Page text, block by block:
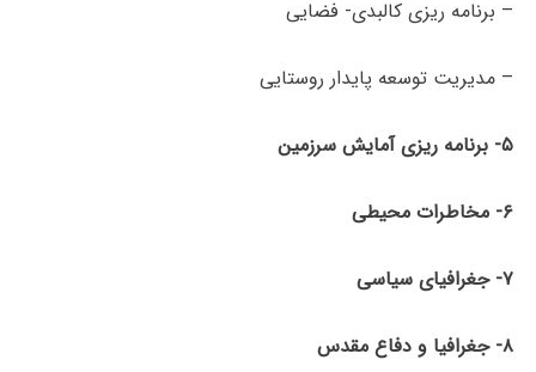
– برنامه ریزی کالبدی- فضایی
– مدیریت توسعه پایدار روستایی
۵- برنامه ­ریزی آمایش سرزمین
۶- مخاطرات محیطی
۷- جغرافیای سیاسی
۸- جغرافیا و دفاع مقدس